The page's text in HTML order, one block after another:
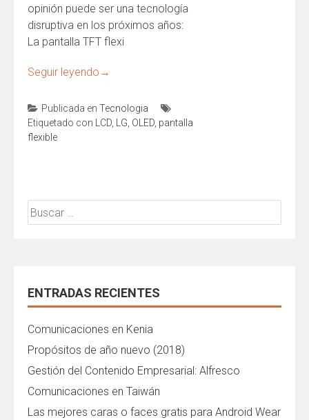
opinión puede ser una tecnología
disruptiva en los próximos años:
La pantalla TFT flexi
Seguir leyendo →
Publicada en Tecnologia
Etiquetado con LCD, LG, OLED, pantalla
flexible
Buscar:
ENTRADAS RECIENTES
Comunicaciones en Kenia
Propósitos de año nuevo (2018)
Gestión del Contenido Empresarial: Alfresco
Comunicaciones en Taiwán
Las mejores caras o faces gratis para Android Wear